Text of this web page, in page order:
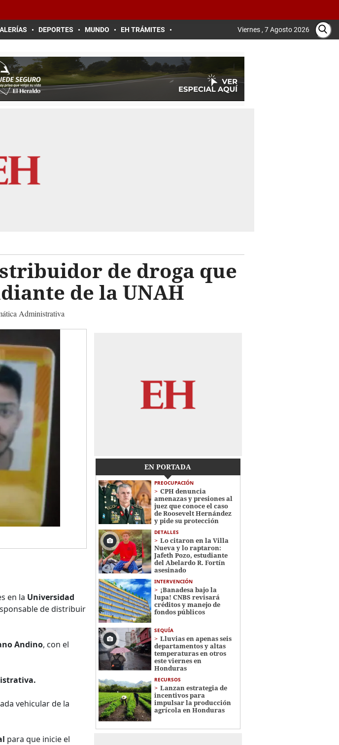
DEPORTES MUNDO EH TRÁMITES Viernes , 7 Agosto 2026
de droga que
de la UNAH
Administrativa
en la Universidad
de distribuir
Andino, con el
vehicular de la
para que inicie el
EN PORTADA
PREOCUPACIÓN
CPH denuncia
amenazas y presiones al
juez que conoce el caso
de Roosevelt Hernández
y pide su protección
DETALLES
Lo citaron en la Villa
Nueva y lo raptaron:
Jafeth Pozo, estudiante
del Abelardo R. Fortín
asesinado
INTERVENCIÓN
¡Banadesa bajo la
lupa! CNBS revisará
créditos y manejo de
fondos públicos
SEQUÍA
Lluvias en apenas seis
departamentos y altas
temperaturas en otros
este viernes en
Honduras
RECURSOS
Lanzan estrategia de
incentivos para
impulsar la producción
agrícola en Honduras